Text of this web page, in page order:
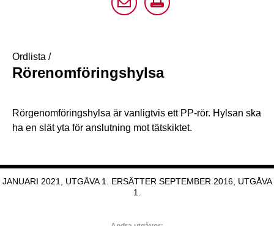
Ordlista /
Rörenomföringshylsa
Rörgenomföringshylsa är vanligtvis ett PP-rör. Hylsan ska
ha en slät yta för anslutning mot tätskiktet.
JANUARI 2021, UTGÅVA 1. ERSÄTTER SEPTEMBER 2016, UTGÅVA
1.